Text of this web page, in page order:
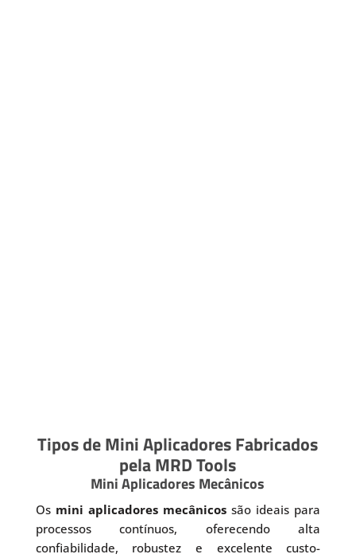
Tipos de Mini Aplicadores Fabricados
pela MRD Tools
Mini Aplicadores Mecânicos
Os mini aplicadores mecânicos são ideais para
processos contínuos, oferecendo alta
confiabilidade, robustez e excelente custo-